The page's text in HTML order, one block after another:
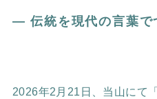
― 伝統を現代の言葉で
2026年2月21日、当山にて